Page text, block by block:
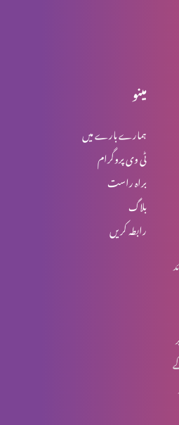
نوح
حنوک
رہی ہے؟
مینو
ہمارے بارے میں
ٹی وی پروگرام
براہ راست
بلاگ
رابطہ کریں